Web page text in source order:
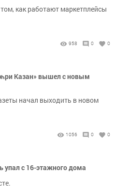
как работают маркетплейсы
958 0 0
Казан» вышел с новым
начал выходить в новом
1056 0 0
упал с 16-этажного дома